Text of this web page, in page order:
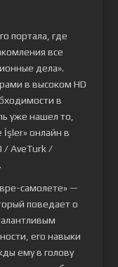
портала, где
все
дела».
в высоком HD
в
уже нашел то,
İşler» онлайн в
/ AveTurk /
самолете» —
поведает о
его навыки
ему в голову